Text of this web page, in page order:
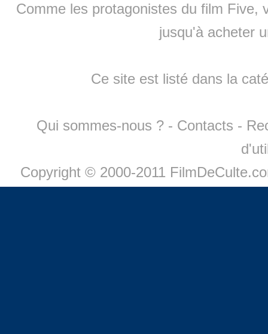
Comme les protagonistes du film Five,
jusqu'à acheter
Ce site est listé dans la
Qui sommes-nous ? - Contacts -
Copyright © 2000-2011